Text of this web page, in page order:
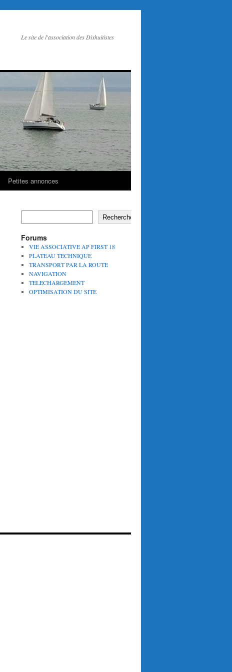
Le site de l'association des Dixhuitistes
Petites annonces
Rechercher
Forums
VIE ASSOCIATIVE AP FIRST 18
PLATEAU TECHNIQUE
TRANSPORT PAR LA ROUTE
NAVIGATION
TELECHARGEMENT
OPTIMISATION DU SITE